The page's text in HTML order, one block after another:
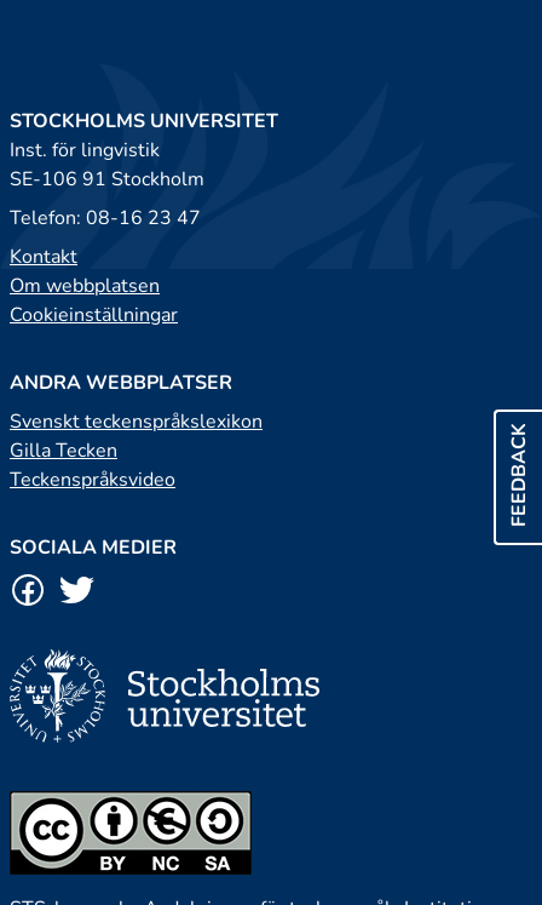
FEEDBACK
STOCKHOLMS UNIVERSITET
Inst. för lingvistik
SE-106 91 Stockholm
Telefon: 08-16 23 47
Kontakt
Om webbplatsen
Cookieinställningar
ANDRA WEBBPLATSER
Svenskt teckenspråkslexikon
Gilla Tecken
Teckenspråksvideo
SOCIALA MEDIER